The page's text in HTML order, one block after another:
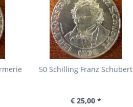
50 Schilling Franz Schubert
€ 25,00 *